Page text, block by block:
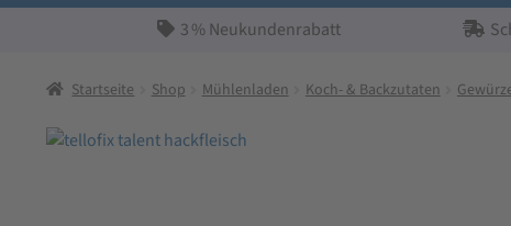
3 % Neukundenrabatt
Startseite Shop Mühlenladen Koch- & Backzutaten